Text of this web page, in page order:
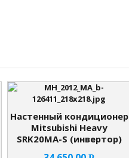
Настенный кондиционер
Mitsubishi Heavy
SRK20MA-S (инвертор)